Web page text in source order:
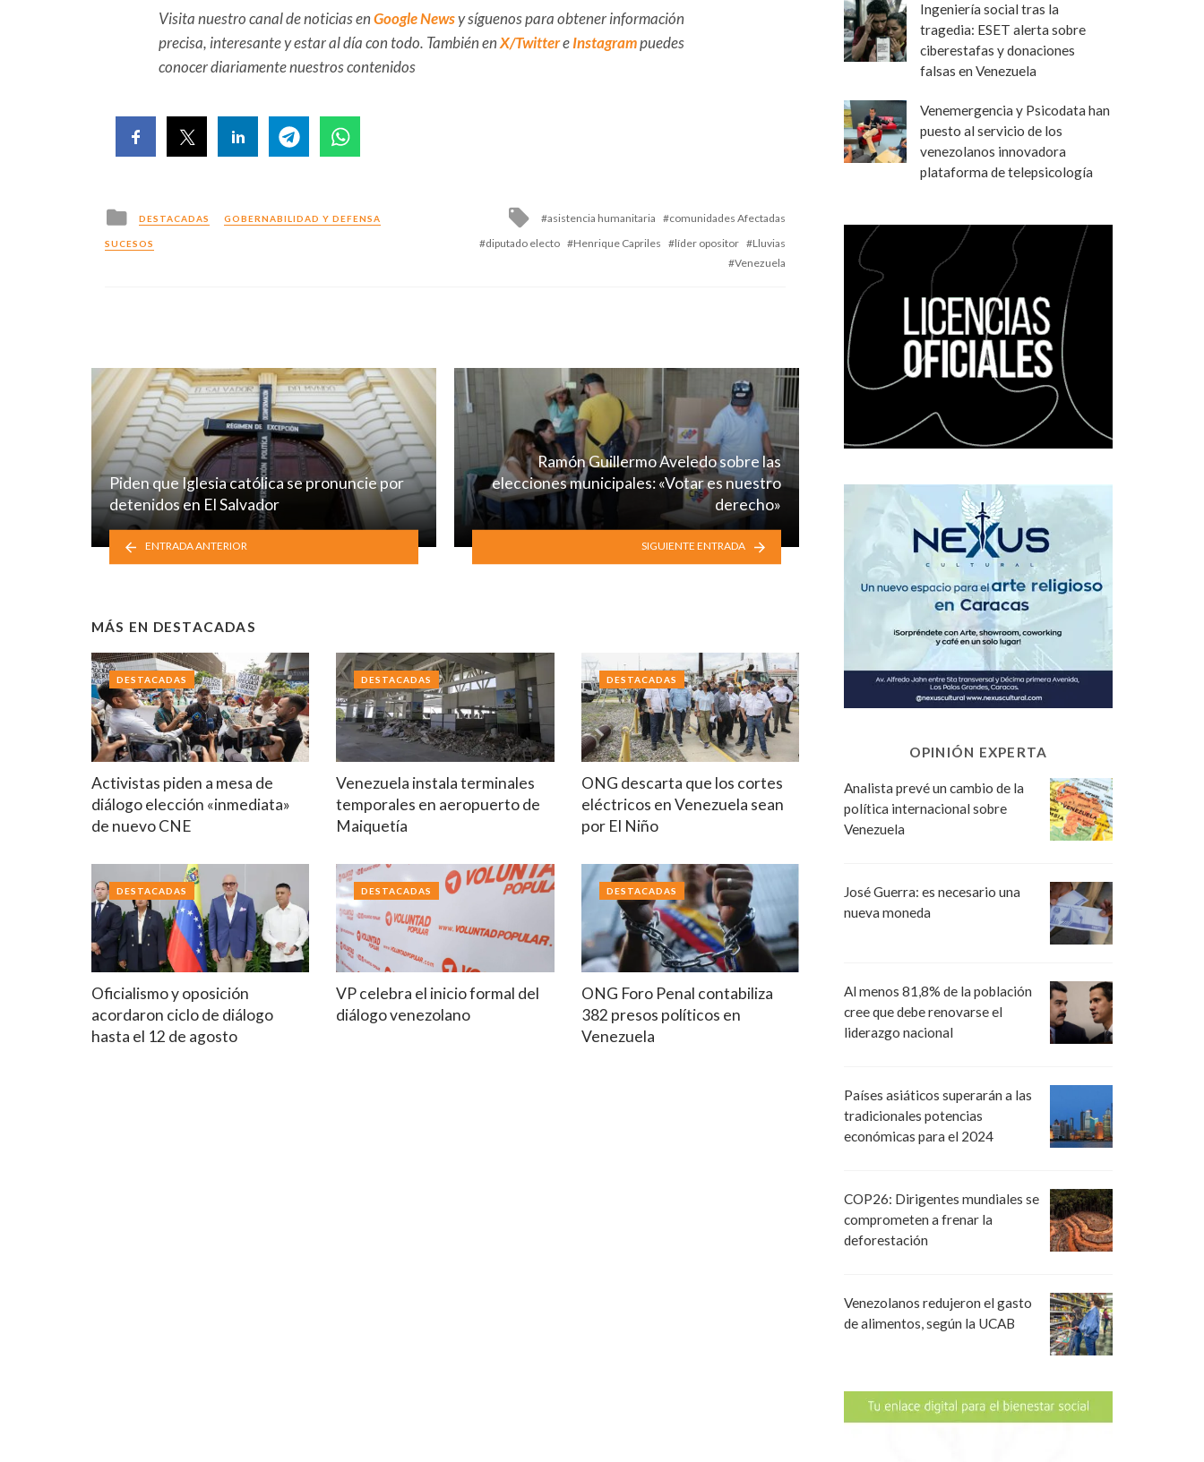
Visita nuestro canal de noticias enGoogle Newsy síguenos para obtener información
precisa, interesante y estar al día con todo. También enX/TwittereInstagrampuedes
conocer diariamente nuestros contenidos
Posted
in
DESTACADAS GOBERNABILIDAD Y DEFENSA
SUCESOS
Tagged
with
asistencia humanitaria
comunidades Afectadas
diputado electo
Henrique Capriles líder opositor
Lluvias
Venezuela
Piden que Iglesia católica se pronuncie por
detenidos en El Salvador
ENTRADA ANTERIOR
Ramón Guillermo Aveledo sobre las
elecciones municipales: «Votar es nuestro
derecho»
SIGUIENTE ENTRADA
MÁS EN DESTACADAS
Activistas piden a mesa de
diálogo elección «inmediata»
de nuevo CNE
DESTACADAS
Venezuela instala terminales
temporales en aeropuerto de
Maiquetía
DESTACADAS
ONG descarta que los cortes
eléctricos en Venezuela sean
por El Niño
DESTACADAS
Oficialismo y oposición
acordaron ciclo de diálogo
hasta el 12 de agosto
DESTACADAS
VP celebra el inicio formal del
diálogo venezolano
DESTACADAS
ONG Foro Penal contabiliza
382 presos políticos en
Venezuela
DESTACADAS
Ingeniería social tras la
tragedia: ESET alerta sobre
ciberestafas y donaciones
falsas en Venezuela
Venemergencia y Psicodata han
puesto al servicio de los
venezolanos innovadora
plataforma de telepsicología
OPINIÓN EXPERTA
Analista prevé un cambio de la
política internacional sobre
Venezuela
José Guerra: es necesario una
nueva moneda
Al menos 81,8% de la población
cree que debe renovarse el
liderazgo nacional
Países asiáticos superarán a las
tradicionales potencias
económicas para el 2024
COP26: Dirigentes mundiales se
comprometen a frenar la
deforestación
Venezolanos redujeron el gasto
de alimentos, según la UCAB